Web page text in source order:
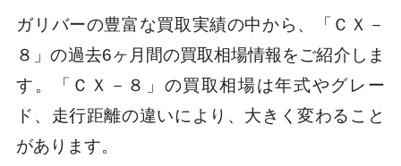
ガリバーの豊富な買取実績の中から、「ＣＸ－
８」の過去6ヶ月間の買取相場情報をご紹介しま
す。「ＣＸ－８」の買取相場は年式やグレー
ド、走行距離の違いにより、大きく変わること
があります。